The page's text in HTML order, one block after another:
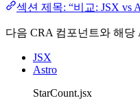
섹션 제목: “비교: JSX vs
다음 CRA 컴포넌트와 해당
JSX
Astro
StarCount.jsx